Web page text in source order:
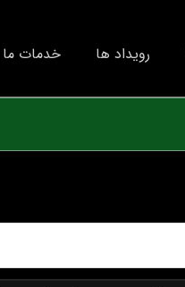
رویداد ها خدمات ما